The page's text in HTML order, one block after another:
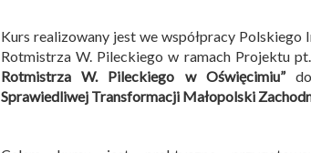
Kurs realizowany jest we współpracy
Rotmistrza W. Pileckiego w ramach Projektu pt.
Rotmistrza W. Pileckiego w Oświęcimiu”
Sprawiedliwej Transformacji Małopolski